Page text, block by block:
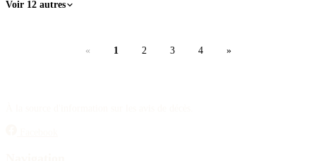
Voir 12 autres
« 1 2 3 4 »